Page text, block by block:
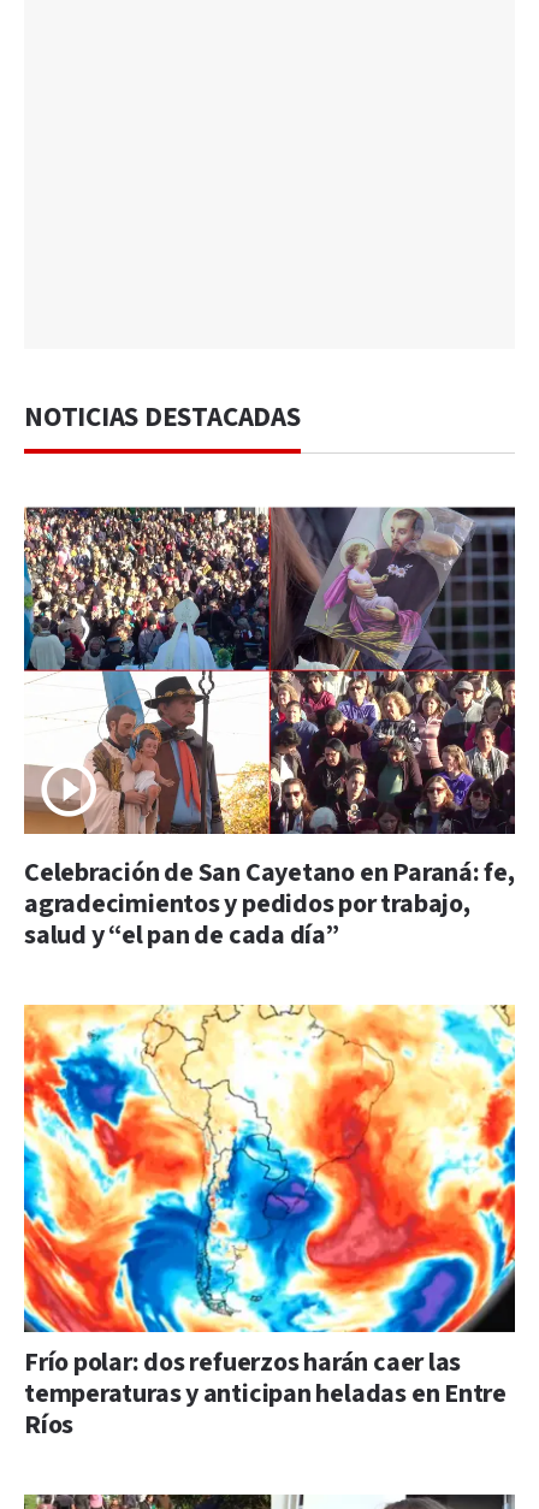
NOTICIAS DESTACADAS
Celebración de San Cayetano en Paraná: fe,
agradecimientos y pedidos por trabajo,
salud y “el pan de cada día”
Frío polar: dos refuerzos harán caer las
temperaturas y anticipan heladas en Entre
Ríos